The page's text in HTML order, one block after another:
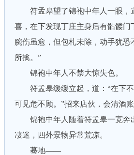
符孟皋望了锦袍中年人一眼，
喜，在下发现丁庄主身后有骷髅门
腕伤虽愈，但包札未除，动手犹恐
所擒。”
锦袍中年人不禁大惊失色。
符孟皋缓缓立起，道：“在下不
可见危不顾。”招来店伙，会清酒
锦袍中年人随着符孟皋一宽奔
凄迷，四外景物异常荒凉。
蓦地——